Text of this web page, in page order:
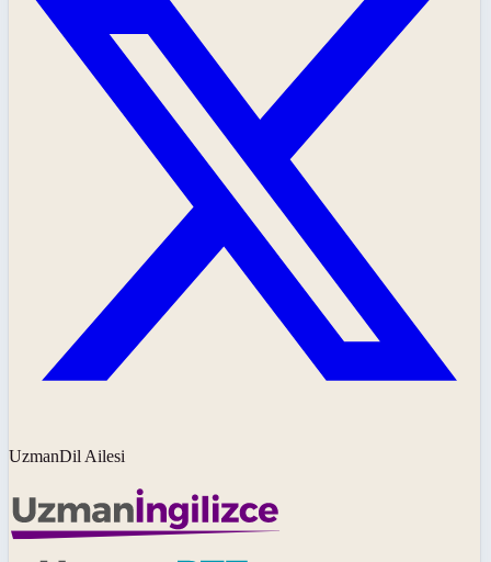
UzmanDil Ailesi